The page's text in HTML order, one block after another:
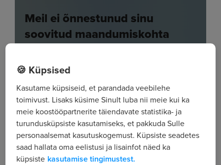
🍪 Küpsised
Kasutame küpsiseid, et parandada veebilehe
toimivust. Lisaks küsime Sinult luba nii meie kui ka
meie koostööpartnerite täiendavate statistika- ja
turundusküpsiste kasutamiseks, et pakkuda Sulle
personaalsemat kasutuskogemust. Küpsiste seadetes
saad hallata oma eelistusi ja lisainfot näed ka
küpsiste kasutamise tingimustest.